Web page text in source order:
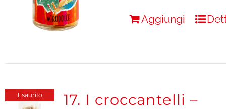
Aggiungi
Esaurito
17. I croccantelli –